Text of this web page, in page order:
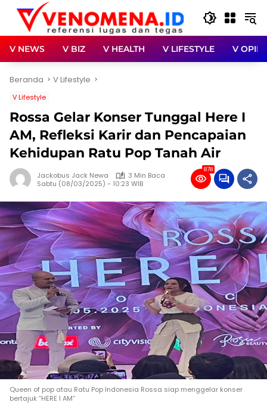
Langsung
konten
V NEWS V BIZ V HEALTH V LIFESTYLE V OPINI
Beranda V Lifestyle
V Lifestyle
Rossa Gelar Konser Tunggal Here I
AM, Refleksi Karir dan Pencapaian
Kehidupan Ratu Pop Tanah Air
Jackobus Jack Newa
3 Min Baca
Sabtu (08/03/2025) - 10:23 WIB
878
Queen of pop atau Ratu Pop Indonesia Rossa siap menggelar konser
bertajuk “HERE I AM”